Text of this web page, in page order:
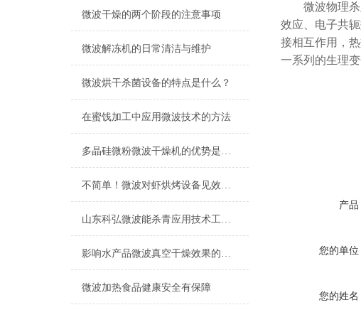
微波干燥的两个阶段的注意事项
微波解冻机的日常清洁与维护
微波烘干杀菌设备的特点是什么？
在蜜饯加工中应用微波技术的方法
多晶硅微粉微波干燥机的优势是什么？
不简单！微波对虾烘烤设备见效快不说，还能保持营养成分
山东科弘微波能杀青应用技术工艺原理助推国内茶叶加工企业高质量发展
影响水产品微波真空干燥效果的四种原因
微波加热食品健康安全有保障
微波物理杀虫
效应、电子共
接相互作用，
一系列的生理
产品
您的单位
您的姓名